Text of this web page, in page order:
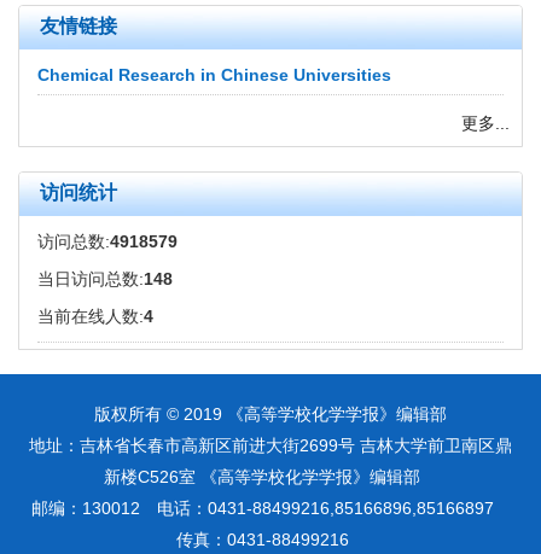
友情链接
Chemical Research in Chinese Universities
更多...
访问统计
访问总数:4918579
当日访问总数:148
当前在线人数:4
版权所有 © 2019 《高等学校化学学报》编辑部
地址：吉林省长春市高新区前进大街2699号 吉林大学前卫南区鼎
新楼C526室 《高等学校化学学报》编辑部
邮编：130012 电话：0431-88499216,85166896,85166897
传真：0431-88499216